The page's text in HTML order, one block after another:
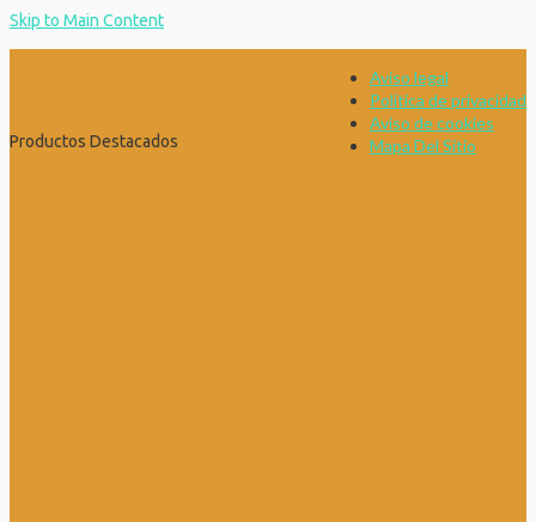
Skip to Main Content
Aviso legal
Política de privacidad
Aviso de cookies
Mapa Del Sitio
Productos Destacados